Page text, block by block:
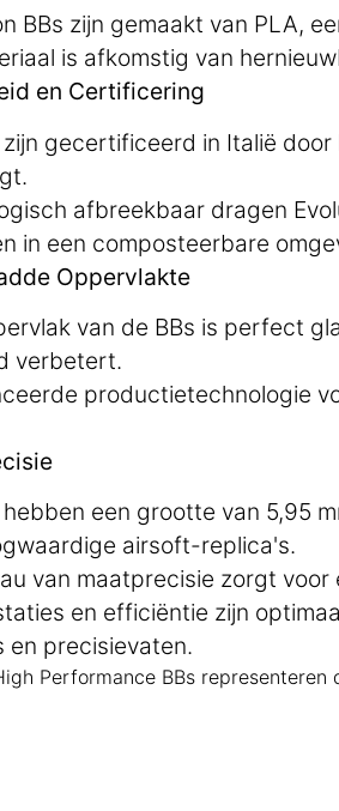
BBs zijn gemaakt van PLA,
is afkomstig van
en Certificering
zijn gecertificeerd in Italië
afbreekbaar dragen
in een composteerbare
Oppervlakte
van de BBs is perfect
verbetert.
productietechnologie
hebben een grootte van 5,95
airsoft-replica's.
van maatprecisie zorgt
en efficiëntie zijn
en precisievaten.
Performance BBs